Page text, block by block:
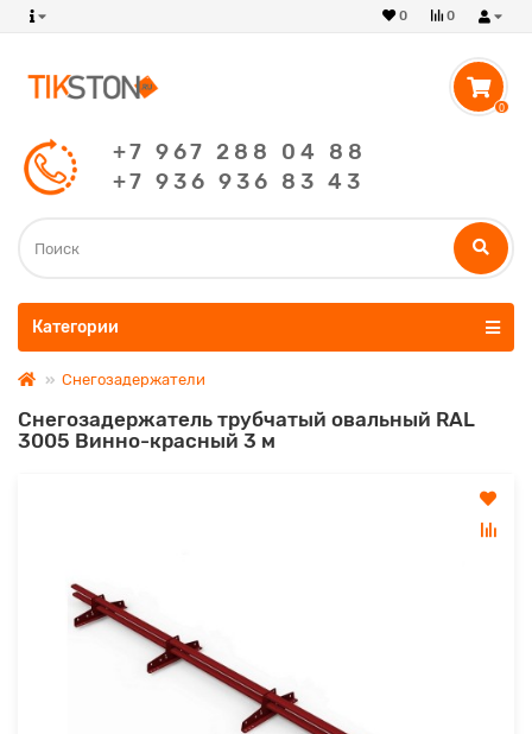
0
0
0
+7 967 288 04 88
+7 936 936 83 43
Категории
Снегозадержатели
Снегозадержатель трубчатый овальный RAL
3005 Винно-красный 3 м